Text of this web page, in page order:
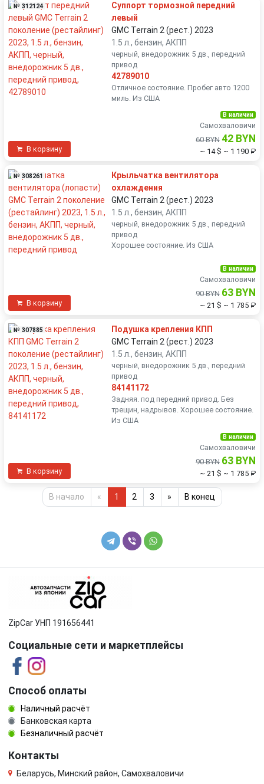
№ 312124
Суппорт тормозной передний
левый
GMC Terrain 2 (рест.) 2023
1.5 л., бензин, АКПП
черный, внедорожник 5 дв., передний
привод
42789010
Отличное состояние. Пробег авто 1200
миль. Из США
В корзину
В наличии
Самохваловичи
60 BYN 42 BYN
~ 14 $ ~ 1 190 ₽
№ 308261
Крыльчатка вентилятора
охлаждения
GMC Terrain 2 (рест.) 2023
1.5 л., бензин, АКПП
черный, внедорожник 5 дв., передний
привод
Хорошее состояние. Из США
В корзину
В наличии
Самохваловичи
90 BYN 63 BYN
~ 21 $ ~ 1 785 ₽
№ 307885
Подушка крепления КПП
GMC Terrain 2 (рест.) 2023
1.5 л., бензин, АКПП
черный, внедорожник 5 дв., передний
привод
84141172
Задняя. под передний привод. Без
трещин, надрывов. Хорошее состояние.
Из США
В корзину
В наличии
Самохваловичи
90 BYN 63 BYN
~ 21 $ ~ 1 785 ₽
В начало « 1 2 3 » В конец
ZipCar УНП 191656441
Социальные сети и маркетплейсы
Способ оплаты
Наличный расчёт
Банковская карта
Безналичный расчёт
Контакты
Беларусь, Минский район, Самохваловичи